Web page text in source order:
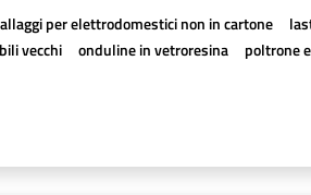
per elettrodomestici non in cartone
vecchi onduline in vetroresina poltrone